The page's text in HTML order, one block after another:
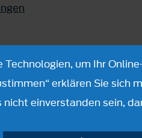
um Ihr
erklären Sie sich
nicht einverstanden sein,